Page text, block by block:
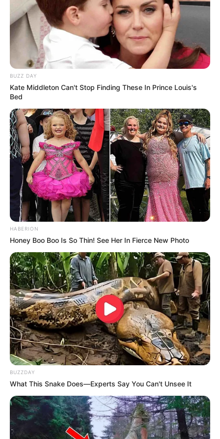
Fail! 10 Potret Makanan Gagal
Dimasak yang Bikin Kamu
Nggak Selera
10 Pose Manekin Anti
Mainstream yang Konyol
Banget
8 Kata Lucu Seputar Malam
Minggu ala Jomblo yang Bikin
Ngenes
10 Desain Kanopi Tempat
Tidur, Serasa Beristirahat di
Kamar Raja
BUZZ DAY
Kate Middleton Can't Stop Finding These In Prince Louis's
Bed
HABERION
Honey Boo Boo Is So Thin! See Her In Fierce New Photo
BUZZDAY
What This Snake Does—Experts Say You Can't Unsee It